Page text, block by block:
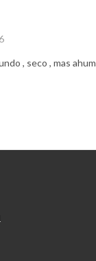
, seco , mas